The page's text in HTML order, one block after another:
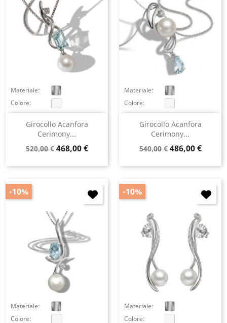
Girocollo Acanfora
Cerimony...
Prezzo
520,00 € Prezzo
468,00 €
Materiale:
Colore:
Girocollo Acanfora
Cerimony...
Prezzo
540,00 € Prezzo
486,00 €
Materiale:
Colore:
Materiale:
Colore:
-10%
Materiale:
Colore:
-10%